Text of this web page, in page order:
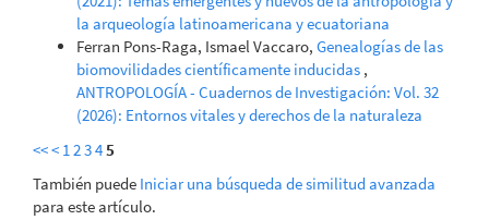
la arqueología latinoamericana y ecuatoriana
Ferran Pons-Raga, Ismael Vaccaro, Genealogías de las
biomovilidades científicamente inducidas ,
ANTROPOLOGÍA - Cuadernos de Investigación: Vol. 32
(2026): Entornos vitales y derechos de la naturaleza
<<< 1 2345
También puede Iniciar una búsqueda de similitud avanzada
para este artículo.